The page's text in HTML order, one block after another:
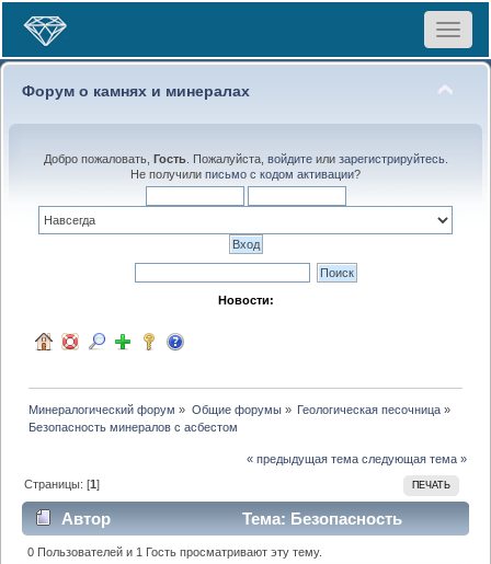
Toggle
Форум о камнях и минералах
Добро пожаловать, Гость. Пожалуйста, войдитеили зарегистрируйтесь.
Не получили письмо с кодом активации?
Новости:
Минералогический форум » Общие форумы» Геологическая песочница»
Безопасность минералов с асбестом
« предыдущая тема следующая тема »
ПЕЧАТЬ
Страницы: [1]
Автор
Тема: Безопасность
минералов с асбестом (Прочитано 3988 раз)
0 Пользователей и 1 Гость просматривают эту тему.